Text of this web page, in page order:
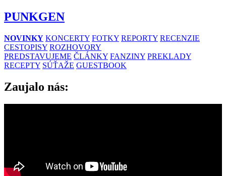
PUNKGEN
NOVINKY KONCERTY FOTKY REPORTY RECENZIE
CESTOPISY ROZHOVORY
PREDSTAVUJEME ČLÁNKY FANZINY PREKLADY
RECEPTY SÚŤAŽE GUESTBOOK
Zaujalo nás: